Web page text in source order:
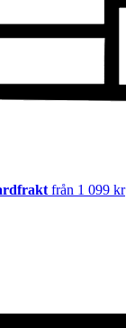
från 1 099 kr